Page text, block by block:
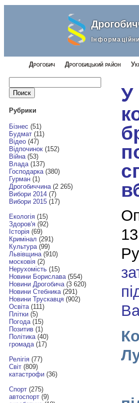
Дрогобич Дрогобицький район
Найти:
Рубрики
Бізнес (51)
Будмат(11)
Відео(47)
Відпочинок(152)
Війна(53)
Влада(137)
Господарка(380)
Гурман(1)
Дрогобиччина(2 265)
Вибори 2014(7)
Вибори 2015(17)
Екологія(15)
Здоров'я(92)
Історія(69)
Кримінал (291)
Культура(99)
Львівщина(910)
московія(2)
Нерухомість(15)
Новини Борислава(554)
Новини Дрогобича(3 620)
Новини Стебника(291)
Новини Трускавця(902)
Освіта(111)
Плітки(5)
Погода(15)
Позитив(1)
Політика(40)
громада(17)
Релігія(77)
Світ(809)
катастрофи(36)
Спорт(275)
автоспорт(9)
У